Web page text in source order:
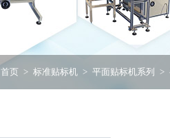
首页 > 标准贴标机 > 平面贴标机系列 >